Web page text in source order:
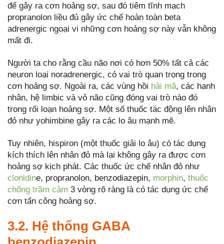
để gây ra cơn hoảng sợ, sau đó tiêm tĩnh mạch
propranolon liều đủ gây ức chế hoàn toàn beta
adrenergic ngoại vi những cơn hoảng sợ này vẫn không
mất đi.
Người ta cho rằng cầu não nơi có hơn 50% tất cả các
neuron loại noradrenergic, có vai trò quan trọng trong
cơn hoảng sợ. Ngoài ra, các vùng hồi hải mã, các hạnh
nhân, hệ limbic và vỏ não cũng đóng vai trò nào đó
trong rối loạn hoảng sợ. Một số thuốc tác động lên nhân
đỏ như yohimbine gây ra các lo âu mạnh mẽ.
Tuy nhiên, hispiron (một thuốc giải lo âu) có tác dụng
kích thích lên nhân đỏ mà lại không gây ra được cơn
hoảng sợ kịch phát. Các thuốc ức chế nhân đỏ như
clonidine, propranolon, benzodiazepin, morphin, thuốc
chống trầm cảm 3 vòng rõ ràng là có tác dụng ức chế
cơn tấn công hoảng sợ.
3.2. Hệ thống GABA